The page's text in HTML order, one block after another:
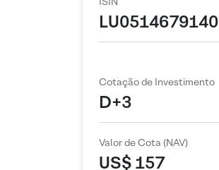
LU0514679140
Cotação de Investimento
D+3
Valor de Cota (NAV)
US$ 157